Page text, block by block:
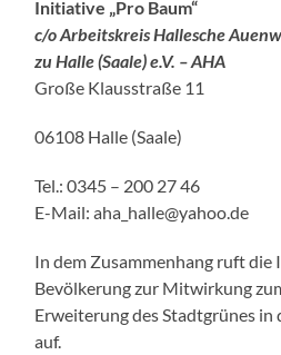
Initiative „Pro Baum“
c/o Arbeitskreis Hallesche
zu Halle (Saale) e.V. – AHA
Große Klausstraße 11
06108 Halle (Saale)
Tel.: 0345 – 200 27 46
E-Mail: aha_halle@yahoo.de
In dem Zusammenhang ruft die
Bevölkerung zur Mitwirkung
Erweiterung des Stadtgrünes in
auf.